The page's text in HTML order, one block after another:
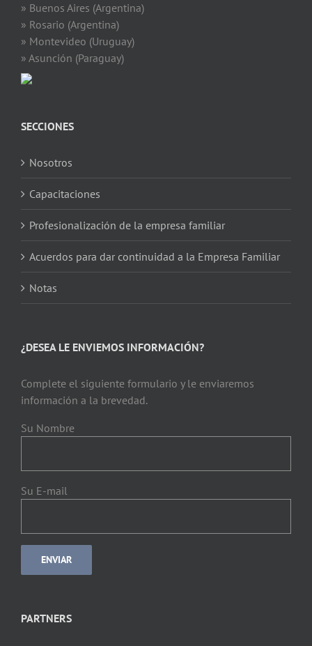
» Buenos Aires (Argentina)
» Rosario (Argentina)
» Montevideo (Uruguay)
» Asunción (Paraguay)
SECCIONES
Nosotros
Capacitaciones
Profesionalización de la empresa familiar
Acuerdos para dar continuidad a la Empresa Familiar
Notas
¿DESEA LE ENVIEMOS INFORMACIÓN?
Complete el siguiente formulario y le enviaremos
información a la brevedad.
Su Nombre
Su E-mail
PARTNERS